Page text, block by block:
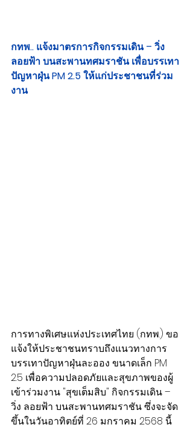
กทพ.. แจ้งมาตรการกิจกรรมเดิน – วิ่ง
ลอยฟ้า บนสะพานทศมราชัน เพื่อบรรเทา
ปัญหาฝุ่น PM 2.5 ให้แก่ประชาชนที่ร่วม
งาน
การทางพิเศษแห่งประเทศไทย (กทพ.) ขอ
แจ้งให้ประชาชนทราบถึงแนวทางการ
บรรเทาปัญหาฝุ่นละออง ขนาดเล็ก PM
2.5 เพื่อความปลอดภัยและสุขภาพของผู้
เข้าร่วมงาน "สุขเต็มสิบ" กิจกรรมเดิน –
วิ่ง ลอยฟ้า บนสะพานทศมราชัน ซึ่งจะจัด
ขึ้นในวันอาทิตย์ที่ 26 มกราคม 2568 นี้